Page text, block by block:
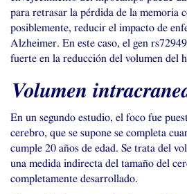
para retrasar la pérdida de la memoria
posiblemente, reducir el impacto de
Alzheimer. En este caso, el gen
fuerte en la reducción del volumen del
Volumen
En un segundo estudio, el foco fue
cerebro, que se supone se completa
cumple 20 años de edad. Se trata del
una medida indirecta del tamaño del
completamente desarrollado.